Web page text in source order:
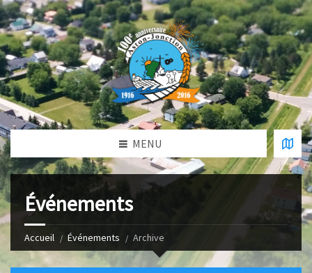
MENU
Événements
Accueil Événements Archive